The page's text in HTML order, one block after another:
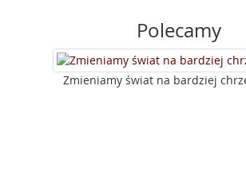
Polecamy
Zmieniamy świat na bardziej